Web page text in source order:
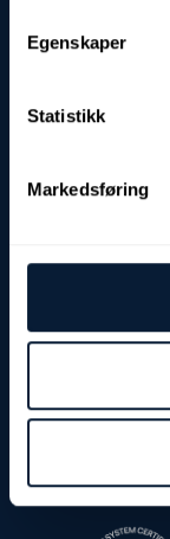
Egenskaper
Statistikk
Markedsføring